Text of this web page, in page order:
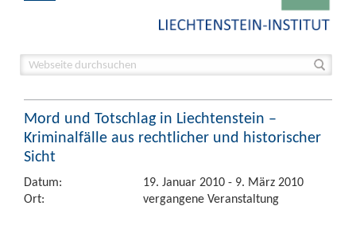
Mord und Totschlag in Liechtenstein –
Kriminalfälle aus rechtlicher und historischer
Sicht
Datum:
19. Januar 2010 - 9. März 2010
Ort:
vergangene Veranstaltung